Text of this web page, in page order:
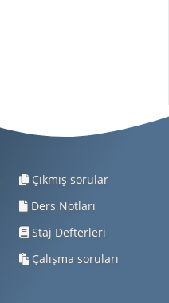
Çıkmış sorular
Ders Notları
Staj Defterleri
Çalışma soruları